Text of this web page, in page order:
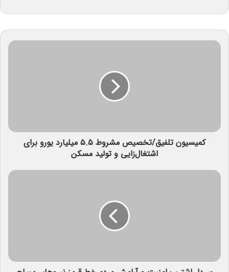
کمیسیون تلفیق/تخصیص مشروط ۵.۵ میلیارد یورو برای
اشتغال‌زایی و تولید مسکن